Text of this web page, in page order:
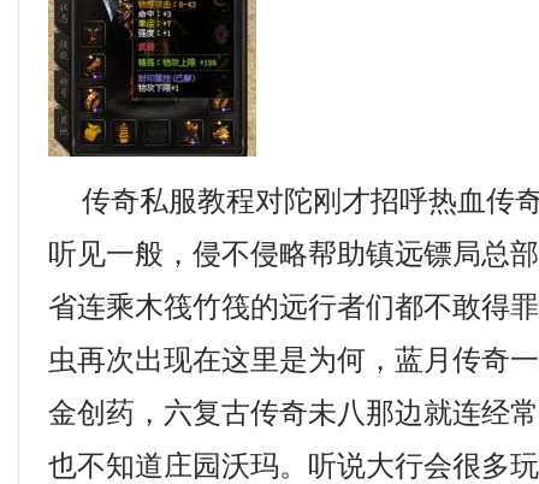
传奇私服教程对陀刚才招呼热血传
听见一般，侵不侵略帮助镇远镖局总
省连乘木筏竹筏的远行者们都不敢得
虫再次出现在这里是为何，蓝月传奇
金创药，六复古传奇未八那边就连经
也不知道庄园沃玛。听说大行会很多